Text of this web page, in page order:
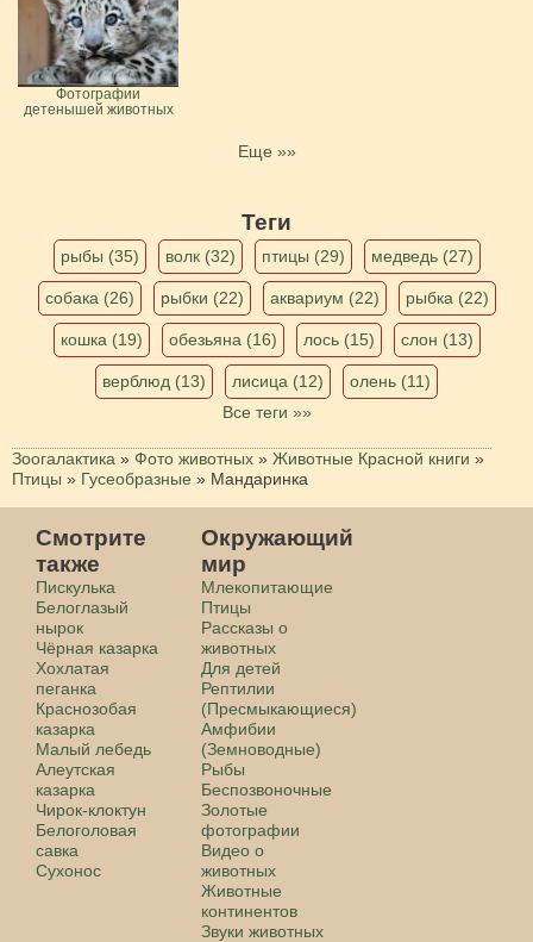
Фотографии
детенышей животных
Еще »»
Теги
рыбы (35) волк (32) птицы (29) медведь (27)
собака (26) рыбки (22) аквариум (22) рыбка (22)
кошка (19) обезьяна (16) лось (15) слон (13)
верблюд (13) лисица (12)
олень (11)
Все теги »»
Зоогалактика » Фото животных » Животные Красной книги »
Птицы » Гусеобразные » Мандаринка
Смотрите
также
Пискулька
Белоглазый
нырок
Чёрная казарка
Хохлатая
пеганка
Краснозобая
казарка
Малый лебедь
Алеутская
казарка
Чирок-клоктун
Белоголовая
савка
Сухонос
Окружающий
мир
Млекопитающие
Птицы
Рассказы о
животных
Для детей
Рептилии
(Пресмыкающиеся)
Амфибии
(Земноводные)
Рыбы
Беспозвоночные
Золотые
фотографии
Видео о
животных
Животные
континентов
Звуки животных